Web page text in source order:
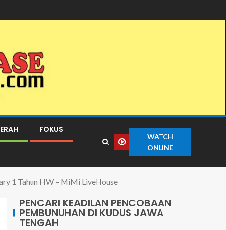
FOKUS
WATCH
ONLINE
1 Tahun HW – MiMi LiveHouse
PENCARI KEADILAN PENCOBAAN
PEMBUNUHAN DI KUDUS JAWA
TENGAH